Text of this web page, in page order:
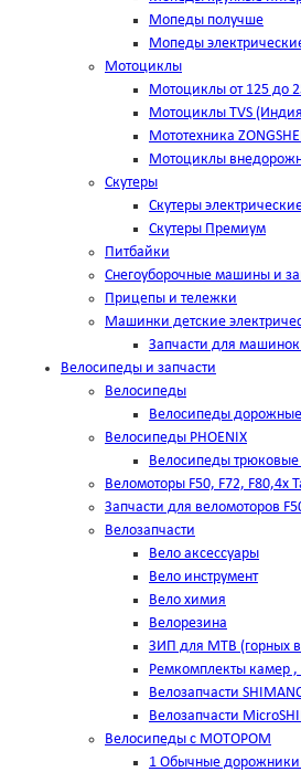
Мопеды получше
Мопеды
Мотоциклы
Мотоциклы от 125 до
Мотоциклы TVS
Мототехника
Мотоциклы
Скутеры
Скутеры
Скутеры Премиум
Питбайки
Снегоуборочные машины и
Прицепы и тележки
Машинки детские
Запчасти для машинок
Велосипеды и запчасти
Велосипеды
Велосипеды
Велосипеды PHOENIX
Велосипеды трюковые
Веломоторы F50, F72, F80,4х
Запчасти для веломоторов
Велозапчасти
Вело аксессуары
Вело инструмент
Вело химия
Велорезина
ЗИП для MTB (горных
Ремкомплекты камер
Велозапчасти
Велозапчасти
Велосипеды с МОТОРОМ
1 Обычные дорожники